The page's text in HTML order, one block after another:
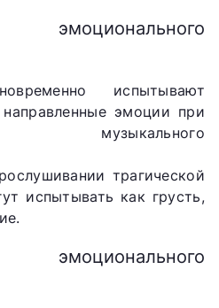
эмоционального
испытывают
эмоции при
музыкального
трагической
испытывать как грусть,